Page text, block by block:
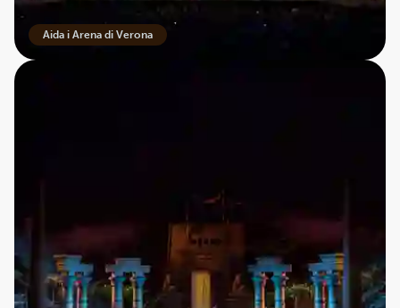
Aida i Arena di Verona